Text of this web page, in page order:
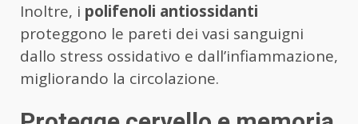
Inoltre, i polifenoli antiossidanti
proteggono le pareti dei vasi sanguigni
dallo stress ossidativo e dall’infiammazione,
migliorando la circolazione.